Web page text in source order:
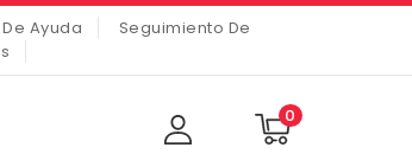
Ayuda
Seguimiento De
0